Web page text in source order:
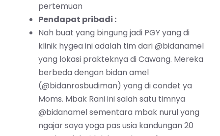
pertemuan
Pendapat pribadi :
Nah buat yang bingung jadi PGY yang di
klinik hygea ini adalah tim dari @bidanamel
yang lokasi prakteknya di Cawang. Mereka
berbeda dengan bidan amel
(@bidanrosbudiman) yang di condet ya
Moms. Mbak Rani ini salah satu timnya
@bidanamel sementara mbak nurul yang
ngajar saya yoga pas usia kandungan 20